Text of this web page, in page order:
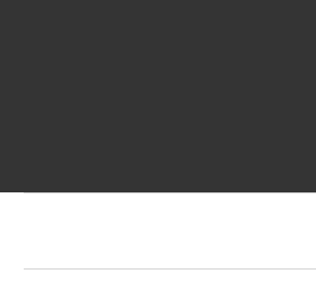
NAUJIENĄ